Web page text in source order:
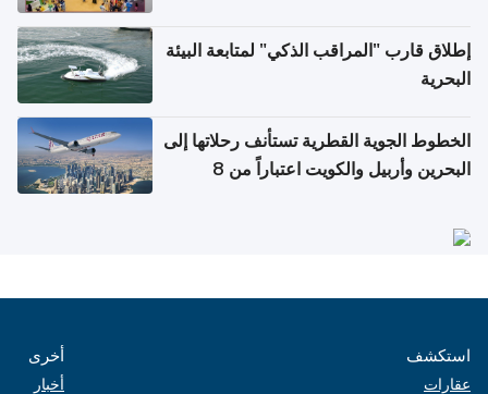
إطلاق قارب "المراقب الذكي" لمتابعة البيئة
البحرية
الخطوط الجوية القطرية تستأنف رحلاتها إلى
البحرين وأربيل والكويت اعتباراً من 8
استكشف
عقارات
أخرى
أخبار